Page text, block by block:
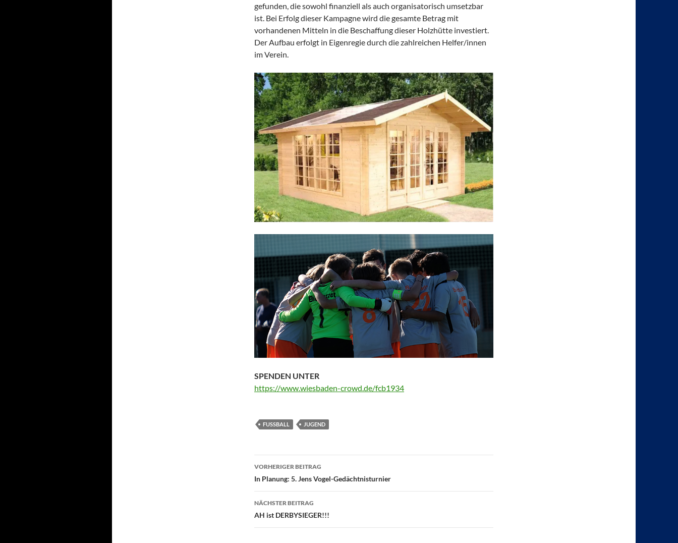
gefunden, die sowohl finanziell als auch organisatorisch umsetzbar
ist. Bei Erfolg dieser Kampagne wird die gesamte Betrag mit
vorhandenen Mitteln in die Beschaffung dieser Holzhütte investiert.
Der Aufbau erfolgt in Eigenregie durch die zahlreichen Helfer/innen
im Verein.
SPENDEN UNTER
https://www.wiesbaden-crowd.de/fcb1934
FUSSBALL JUGEND
Beitragsnavigation
VORHERIGER BEITRAG
In Planung: 5. Jens Vogel-Gedächtnisturnier
NÄCHSTER BEITRAG
AH ist DERBYSIEGER!!!